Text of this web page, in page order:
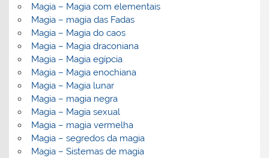
Magia – Magia com elementais
Magia – magia das Fadas
Magia – Magia do caos
Magia – Magia draconiana
Magia – Magia egípcia
Magia – Magia enochiana
Magia – Magia lunar
Magia – magia negra
Magia – Magia sexual
Magia – magia vermelha
Magia – segredos da magia
Magia – Sistemas de magia